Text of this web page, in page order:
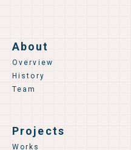
About
Overview
History
Team
Projects
Works